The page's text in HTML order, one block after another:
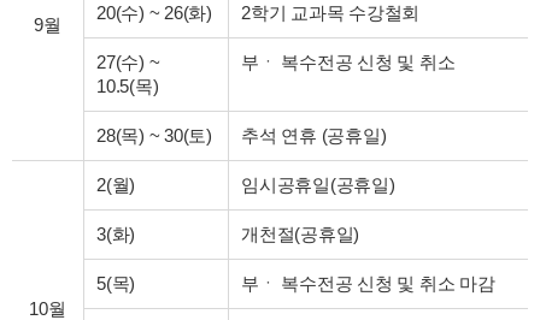
9월
20(수) ~ 26(화) 2학기 교과목 수강철회
27(수) ~
10.5(목)
부ㆍ 복수전공 신청 및 취소
28(목) ~ 30(토) 추석 연휴 (공휴일)
10월
2(월) 임시공휴일(공휴일)
3(화) 개천절(공휴일)
5(목) 부ㆍ 복수전공 신청 및 취소 마감